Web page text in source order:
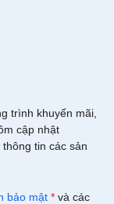
trình khuyến mãi,
cập nhật
tin các sản
bảo mật * và các